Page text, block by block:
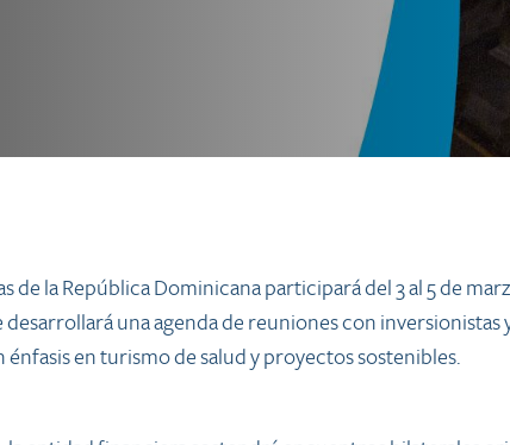
de la República Dominicana participará del 3 al 5 de
una agenda de reuniones con
en turismo de salud y proyectos sostenibles.